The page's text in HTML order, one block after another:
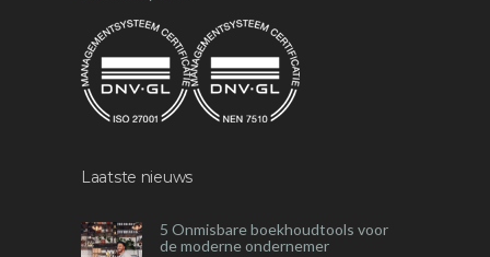
Laatste nieuws
5 Onmisbare boekhoudtools voor
de moderne ondernemer